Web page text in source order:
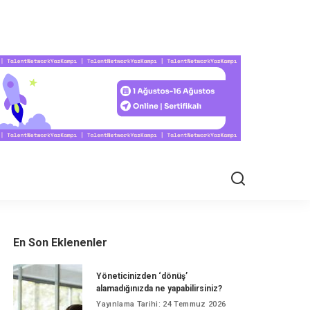
HAYAT
En Son Eklenenler
Yöneticinizden ‘dönüş’
alamadığınızda ne yapabilirsiniz?
Yayınlama Tarihi: 24 Temmuz 2026